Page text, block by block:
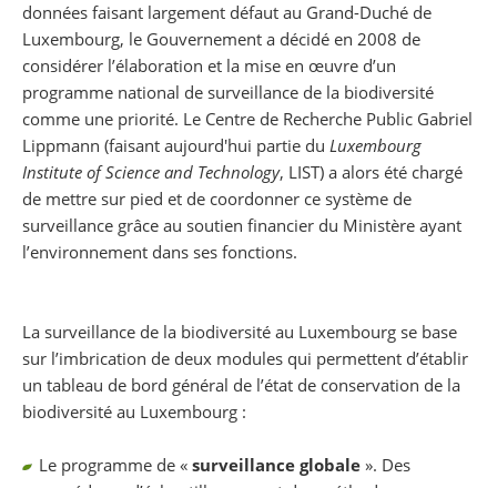
données faisant largement défaut au Grand-Duché de
Luxembourg, le Gouvernement a décidé en 2008 de
considérer l’élaboration et la mise en œuvre d’un
programme national de surveillance de la biodiversité
comme une priorité. Le Centre de Recherche Public Gabriel
Lippmann (faisant aujourd'hui partie du Luxembourg
Institute of Science and Technology, LIST) a alors été chargé
de mettre sur pied et de coordonner ce système de
surveillance grâce au soutien financier du Ministère ayant
l’environnement dans ses fonctions.
La surveillance de la biodiversité au Luxembourg se base
sur l’imbrication de deux modules qui permettent d’établir
un tableau de bord général de l’état de conservation de la
biodiversité au Luxembourg :
Le programme de « surveillance globale ». Des